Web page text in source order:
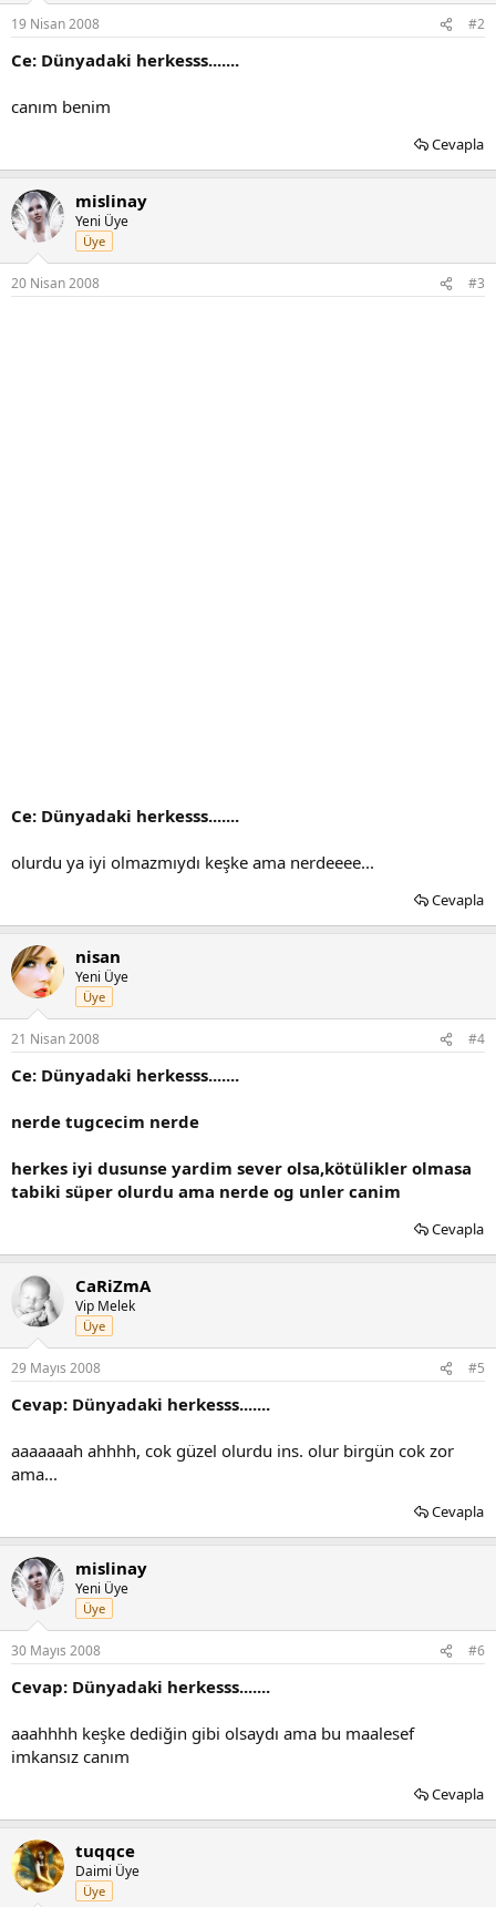
19 Nisan 2008 #2
Ce: Dünyadaki herkesss.......
canım benim
Cevapla
mislinay
Yeni Üye
Üye
20 Nisan 2008 #3
Ce: Dünyadaki herkesss.......
olurdu ya iyi olmazmıydı keşke ama nerdeeee...
Cevapla
nisan
Yeni Üye
Üye
21 Nisan 2008 #4
Ce: Dünyadaki herkesss.......
nerde tugcecim nerde
herkes iyi dusunse yardim sever olsa,kötülikler olmasa
tabiki süper olurdu ama nerde og unler canim
Cevapla
CaRiZmA
Vip Melek
Üye
29 Mayıs 2008 #5
Cevap: Dünyadaki herkesss.......
aaaaaaah ahhhh, cok güzel olurdu ins. olur birgün cok zor
ama...
Cevapla
mislinay
Yeni Üye
Üye
30 Mayıs 2008 #6
Cevap: Dünyadaki herkesss.......
aaahhhh keşke dediğin gibi olsaydı ama bu maalesef
imkansız canım
Cevapla
tuqqce
Daimi Üye
Üye